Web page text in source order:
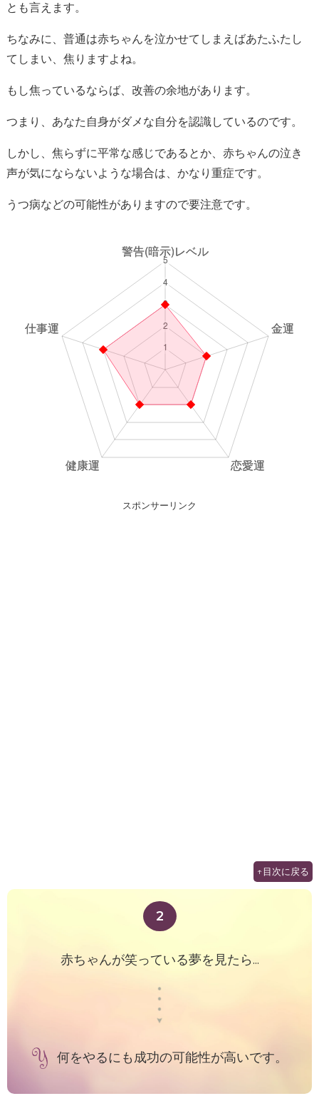
とも言えます。
ちなみに、普通は赤ちゃんを泣かせてしまえばあたふたし
てしまい、焦りますよね。
もし焦っているならば、改善の余地があります。
つまり、あなた自身がダメな自分を認識しているのです。
しかし、焦らずに平常な感じであるとか、赤ちゃんの泣き
声が気にならないような場合は、かなり重症です。
うつ病などの可能性がありますので要注意です。
スポンサーリンク
↑目次に戻る
2
赤ちゃんが笑っている夢を見たら...
何をやるにも成功の可能性が高いです。